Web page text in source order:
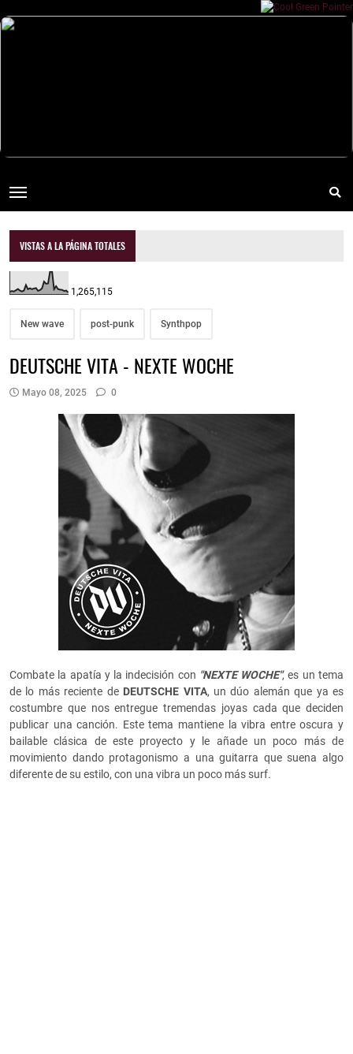
VISTAS A LA PÁGINA TOTALES
1,265,115
New wave post-punk Synthpop
DEUTSCHE VITA - NEXTE WOCHE
Mayo 08, 2025 0
Combate la apatía y la indecisión con "NEXTE WOCHE", es un tema
de lo más reciente de DEUTSCHE VITA, un dúo alemán que ya es
costumbre que nos entregue tremendas joyas cada que deciden
publicar una canción. Este tema mantiene la vibra entre oscura y
bailable clásica de este proyecto y le añade un poco más de
movimiento dando protagonismo a una guitarra que suena algo
diferente de su estilo, con una vibra un poco más surf.